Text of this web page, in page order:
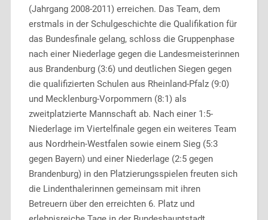
(Jahrgang 2008-2011) erreichen. Das Team, dem
erstmals in der Schulgeschichte die Qualifikation für
das Bundesfinale gelang, schloss die Gruppenphase
nach einer Niederlage gegen die Landesmeisterinnen
aus Brandenburg (3:6) und deutlichen Siegen gegen
die qualifizierten Schulen aus Rheinland-Pfalz (9:0)
und Mecklenburg-Vorpommern (8:1) als
zweitplatzierte Mannschaft ab. Nach einer 1:5-
Niederlage im Viertelfinale gegen ein weiteres Team
aus Nordrhein-Westfalen sowie einem Sieg (5:3
gegen Bayern) und einer Niederlage (2:5 gegen
Brandenburg) in den Platzierungsspielen freuten sich
die Lindenthalerinnen gemeinsam mit ihren
Betreuern über den erreichten 6. Platz und